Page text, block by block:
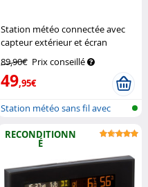
Station météo connectée avec
capteur extérieur et écran
Infactory
89,90€ Prix conseillé
49,95€
Station météo sans fil avec
RECONDITIONN
É